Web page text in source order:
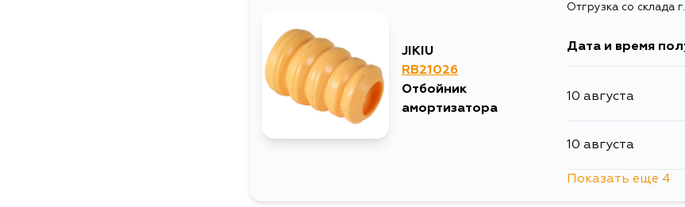
JIKIU
RB21026
Отбойник
амортизатора
Отгрузка со склада
Дата и время
10 августа
10 августа
Показать еще 4